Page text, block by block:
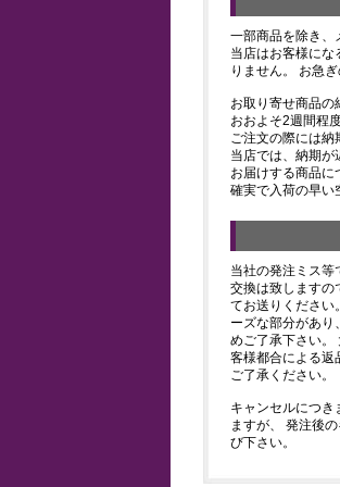
一部商品を除き、
当店はお客様にな
りません。 お急
お取り寄せ商品の
おおよそ2週間程
ご注文の際には納
当店では、納期が
お届けする商品に
確実で入荷の早い
当社の発注ミス等
交換は致しますの
てお送りください
ーズな部分があり
めご了承下さい。
客様都合による返
ご了承ください。
キャンセルにつき
ますが、 発注後
び下さい。